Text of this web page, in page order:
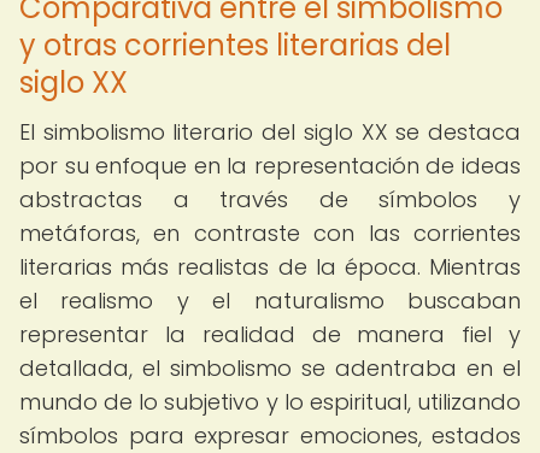
y otras corrientes literarias del
siglo XX
El simbolismo literario del siglo XX se destaca
por su enfoque en la representación de ideas
abstractas a través de símbolos y
metáforas, en contraste con las corrientes
literarias más realistas de la época. Mientras
el realismo y el naturalismo buscaban
representar la realidad de manera fiel y
detallada, el simbolismo se adentraba en el
mundo de lo subjetivo y lo espiritual, utilizando
símbolos para expresar emociones, estados